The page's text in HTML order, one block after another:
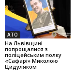
АТО
На Львівщині
попрощалися з
поліцейським полку
«Сафарі» Миколою
Цидуляком